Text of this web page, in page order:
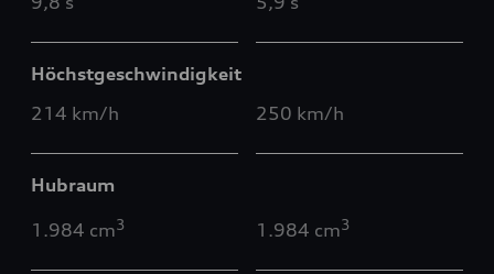
Höchstgeschwindigkeit
214 km/h
250 km/h
Hubraum
1.984 cm3 1.984 cm3